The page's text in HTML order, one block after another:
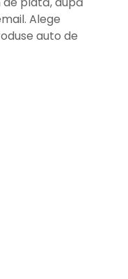
Alege
auto de